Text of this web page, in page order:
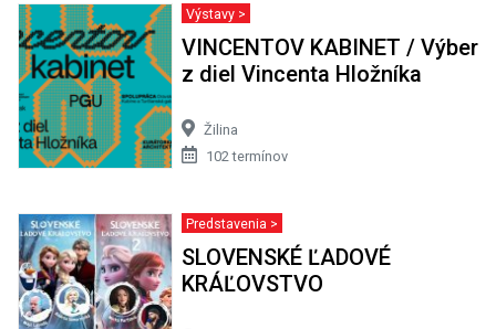
Výstavy >
VINCENTOV KABINET / Výber
z diel Vincenta Hložníka
Žilina
102 termínov
Predstavenia >
SLOVENSKÉ ĽADOVÉ
KRÁĽOVSTVO